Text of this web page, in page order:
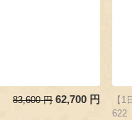
83,600 円 62,700 円
【
622